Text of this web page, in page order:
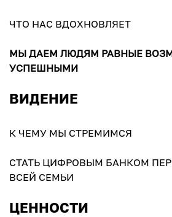
ЧТО НАС ВДОХНОВЛЯЕТ
МЫ ДАЕМ ЛЮДЯМ РАВНЫЕ
УСПЕШНЫМИ
ВИДЕНИЕ
К ЧЕМУ МЫ СТРЕМИМСЯ
СТАТЬ ЦИФРОВЫМ БАНКОМ
ВСЕЙ СЕМЬИ
ЦЕННОСТИ